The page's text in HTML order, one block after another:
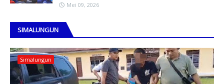
Mei 09, 2026
SIMALUNGUN
Simalungun